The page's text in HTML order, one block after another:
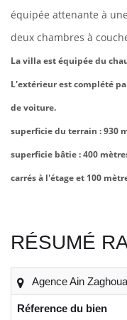
équipée attenante à
deux chambres à
La villa est équipée du
L'extérieur est complété
de voiture.
superficie du terrain : 930
superficie bâtie : 400
carrés à l'étage et 100
RÉSUMÉ
Agence Ain
Réference du bien